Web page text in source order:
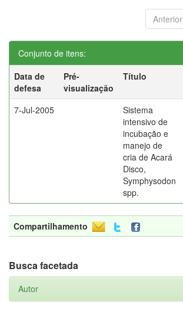
Anterior
Conjunto de itens:
Data de
defesa
Pré-
visualização
Título
7-Jul-2005
Sistema
intensivo de
incubação e
manejo de
cria de Acará
Disco,
Symphysodon
spp.
Compartilhamento
Busca facetada
Autor